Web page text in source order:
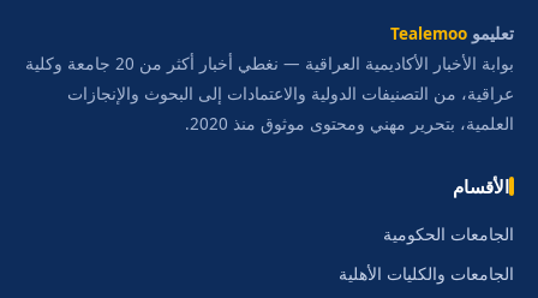
تعليمو Tealemoo
بوابة الأخبار الأكاديمية العراقية — نغطي أخبار أكثر من 20 جامعة وكلية
عراقية، من التصنيفات الدولية والاعتمادات إلى البحوث والإنجازات
العلمية، بتحرير مهني ومحتوى موثوق منذ 2020.
الأقسام
الجامعات الحكومية
الجامعات والكليات الأهلية